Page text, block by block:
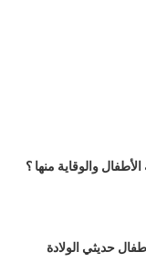
والوقاية منها ؟
حديثي الولادة